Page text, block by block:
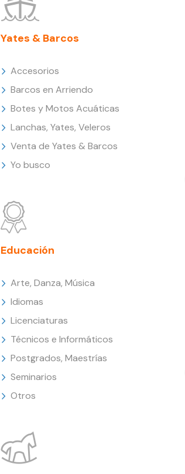
Yates & Barcos
Accesorios
Barcos en Arriendo
Botes y Motos Acuáticas
Lanchas, Yates, Veleros
Venta de Yates & Barcos
Yo busco
Educación
Arte, Danza, Música
Idiomas
Licenciaturas
Técnicos e Informáticos
Postgrados, Maestrías
Seminarios
Otros